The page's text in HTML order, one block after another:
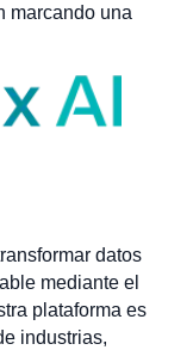
marcando una
datos
mediante el
plataforma es
industrias,